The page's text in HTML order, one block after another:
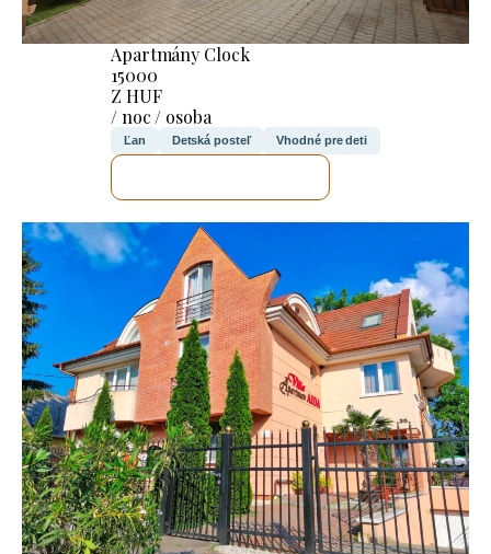
Apartmány Clock
15000
Z HUF
/ noc / osoba
Ľan Detská posteľ Vhodné pre deti